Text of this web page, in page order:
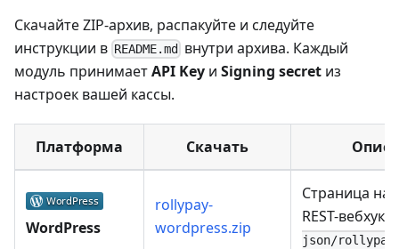
Скачайте ZIP-архив, распакуйте и следуйте
инструкции в README.md
внутри архива. Каждый
модуль принимаетAPI Key и Signing secret из
настроек вашей кассы.
Платформа Скачать
WordPress
rollypay-
wordpress.zip
Страница
REST-вебхук
json/rollypay/